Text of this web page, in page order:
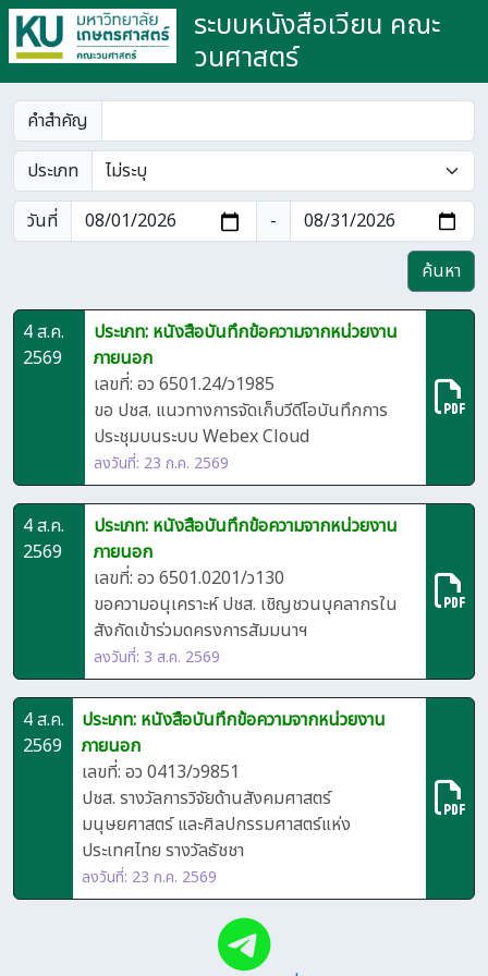
ระบบหนังสือเวียน คณะ
วนศาสตร์
คำสำคัญ
ประเภท
วันที่
-
ค้นหา
4 ส.ค.
2569
ประเภท: หนังสือบันทึกข้อความจากหน่วยงาน
ภายนอก
เลขที่: อว 6501.24/ว1985
ขอ ปชส. แนวทางการจัดเก็บวีดีโอบันทึกการ
ประชุมบนระบบ Webex Cloud
ลงวันที่: 23 ก.ค. 2569
4 ส.ค.
2569
ประเภท: หนังสือบันทึกข้อความจากหน่วยงาน
ภายนอก
เลขที่: อว 6501.0201/ว130
ขอความอนุเคราะห์ ปชส. เชิญชวนบุคลากรใน
สังกัดเข้าร่วมดครงการสัมมนาฯ
ลงวันที่: 3 ส.ค. 2569
4 ส.ค.
2569
ประเภท: หนังสือบันทึกข้อความจากหน่วยงาน
ภายนอก
เลขที่: อว 0413/ว9851
ปชส. รางวัลการวิจัยด้านสังคมศาสตร์
มนุษยศาสตร์ และศิลปกรรมศาสตร์แห่ง
ประเทศไทย รางวัลธัชชา
ลงวันที่: 23 ก.ค. 2569